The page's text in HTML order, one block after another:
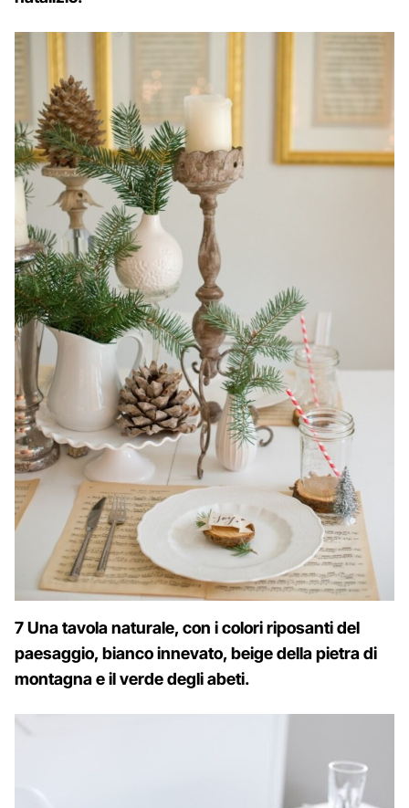
7 Una tavola naturale, con i colori riposanti del
paesaggio, bianco innevato, beige della pietra di
montagna e il verde degli abeti.